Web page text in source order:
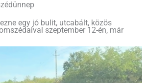
egy jó bulit, utcabált, közös
szeptember 12-én, már